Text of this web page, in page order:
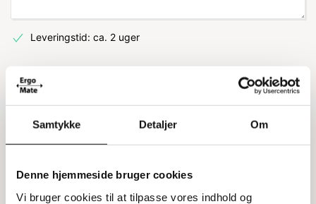
Samtykke Detaljer Om
Denne hjemmeside bruger cookies
Vi bruger cookies til at tilpasse vores indhold og
Leveringstid: ca. 2 uger
Information
Krydsafstivning til Owo grenreol
system 10
Denne krydsafstivning er designet specielt til Owo